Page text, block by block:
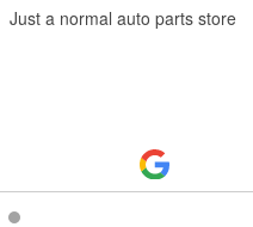
Just a normal auto parts store